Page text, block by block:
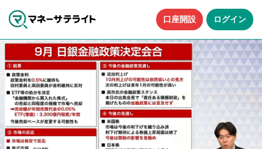
口座開設 ログイン